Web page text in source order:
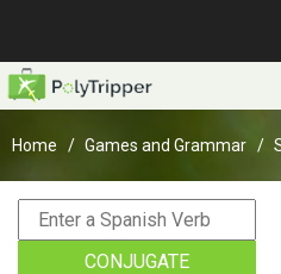
Home Games and Grammar
CONJUGATE